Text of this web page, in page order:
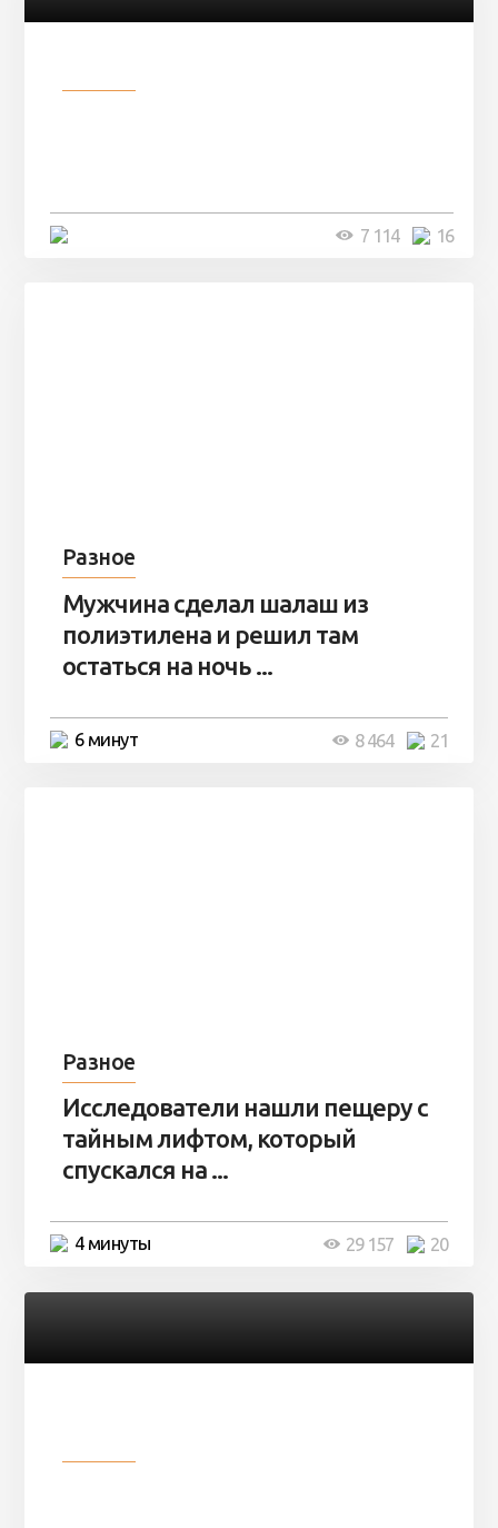
16
7 114
Разное
Мужчина сделал шалаш из
полиэтилена и решил там
остаться на ночь ...
6 минут 21
8 464
Разное
Исследователи нашли пещеру с
тайным лифтом, который
спускался на ...
4 минуты 20
29 157